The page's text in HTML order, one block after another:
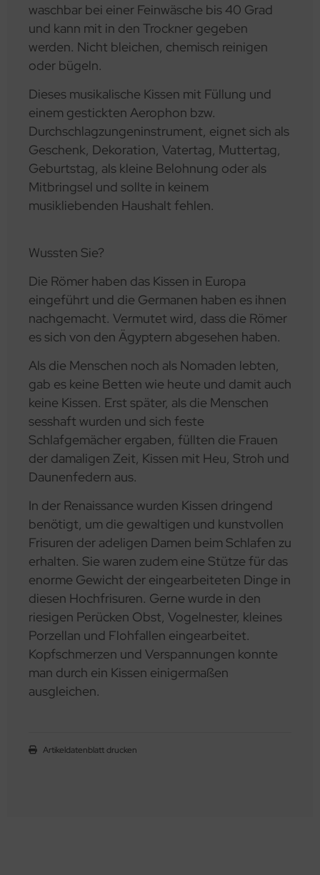
waschbar bei einer Feinwäsche bis 40 Grad
und kann mit in den Trockner gegeben
werden. Nicht bleichen, chemisch reinigen
oder bügeln.
Dieses musikalische Kissen mit Füllung und
einem gestickten Aerophon bzw.
Durchschlagzungeninstrument, eignet sich als
Geschenk, Dekoration, Vatertag, Muttertag,
Geburtstag, als kleine Belohnung oder als
Mitbringsel und sollte in keinem
musikliebenden Haushalt fehlen.
Wussten Sie?
Die Römer haben das Kissen in Europa
eingeführt und die Germanen haben es ihnen
nachgemacht. Vermutet wird, dass die Römer
es sich von den Ägyptern abgesehen haben.
Als die Menschen noch als Nomaden lebten,
gab es keine Betten wie heute und damit auch
keine Kissen. Erst später, als die Menschen
sesshaft wurden und sich feste
Schlafgemächer ergaben, füllten die Frauen
der damaligen Zeit, Kissen mit Heu, Stroh und
Daunenfedern aus.
In der Renaissance wurden Kissen dringend
benötigt, um die gewaltigen und kunstvollen
Frisuren der adeligen Damen beim Schlafen zu
erhalten. Sie waren zudem eine Stütze für das
enorme Gewicht der eingearbeiteten Dinge in
diesen Hochfrisuren. Gerne wurde in den
riesigen Perücken Obst, Vogelnester, kleines
Porzellan und Flohfallen eingearbeitet.
Kopfschmerzen und Verspannungen konnte
man durch ein Kissen einigermaßen
ausgleichen.
Artikeldatenblatt drucken